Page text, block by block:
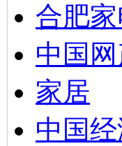
合肥家
中国
家居
中国经